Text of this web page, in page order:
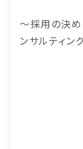
～採用の決め
ンサルティン